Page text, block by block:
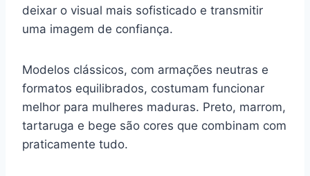
deixar o visual mais sofisticado e transmitir
uma imagem de confiança.
Modelos clássicos, com armações neutras e
formatos equilibrados, costumam funcionar
melhor para mulheres maduras. Preto, marrom,
tartaruga e bege são cores que combinam com
praticamente tudo.